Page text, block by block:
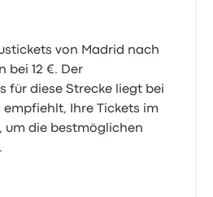
von Madrid nach
bei 12 €. Der
für diese Strecke liegt bei
empfiehlt, Ihre Tickets im
um die bestmöglichen